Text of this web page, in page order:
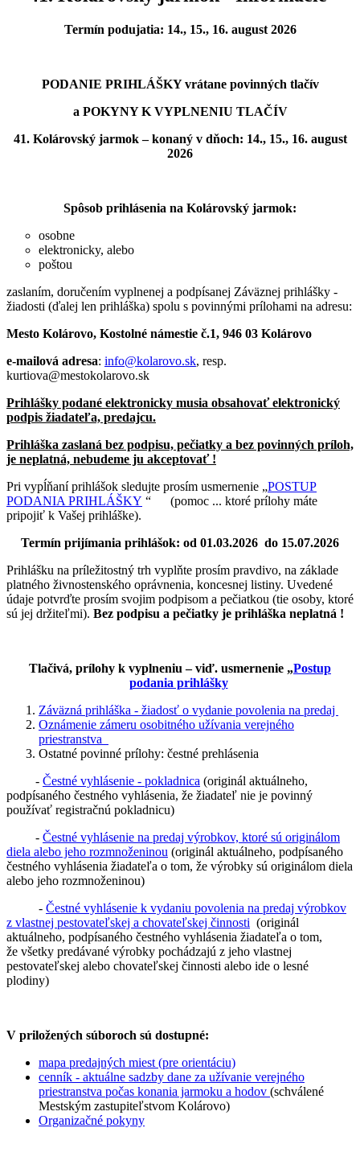
Termín podujatia: 14., 15., 16. august 2026
PODANIE PRIHLÁŠKY vrátane povinných tlačív
a POKYNY K VYPLNENIU TLAČÍV
41. Kolárovský jarmok – konaný v dňoch: 14., 15., 16. august
2026
Spôsob prihlásenia na Kolárovský jarmok:
osobne
elektronicky, alebo
poštou
zaslaním, doručením vyplnenej a podpísanej Záväznej prihlášky -
žiadosti (ďalej len prihláška) spolu s povinnými prílohami na adresu:
Mesto Kolárovo, Kostolné námestie č.1, 946 03 Kolárovo
e-mailová adresa: info@kolarovo.sk, resp.
kurtiova@mestokolarovo.sk
Prihlášky podané elektronicky musia obsahovať elektronický
podpis žiadateľa, predajcu.
Prihláška zaslaná bez podpisu, pečiatky a bez povinných príloh,
je neplatná, nebudeme ju akceptovať !
Pri vypĺňaní prihlášok sledujte prosím usmernenie „POSTUP
PODANIA PRIHLÁŠKY “ (pomoc ... ktoré prílohy máte
pripojiť k Vašej prihláške).
Termín prijímania prihlášok: od 01.03.2026 do 15.07.2026
Prihlášku na príležitostný trh vyplňte prosím pravdivo, na základe
platného živnostenského oprávnenia, koncesnej listiny. Uvedené
údaje potvrďte prosím svojim podpisom a pečiatkou (tie osoby, ktoré
sú jej držiteľmi). Bez podpisu a pečiatky je prihláška neplatná !
Tlačivá, prílohy k vyplneniu – viď. usmernenie „Postup
podania prihlášky
Záväzná prihláška - žiadosť o vydanie povolenia na predaj
Oznámenie zámeru osobitného užívania verejného
priestranstva
Ostatné povinné prílohy: čestné prehlásenia
- Čestné vyhlásenie - pokladnica (originál aktuálneho,
podpísaného čestného vyhlásenia, že žiadateľ nie je povinný
používať registračnú pokladnicu)
- Čestné vyhlásenie na predaj výrobkov, ktoré sú originálom
diela alebo jeho rozmnoženinou (originál aktuálneho, podpísaného
čestného vyhlásenia žiadateľa o tom, že výrobky sú originálom diela
alebo jeho rozmnoženinou)
- Čestné vyhlásenie k vydaniu povolenia na predaj výrobkov
z vlastnej pestovateľskej a chovateľskej činnosti (originál
aktuálneho, podpísaného čestného vyhlásenia žiadateľa o tom,
že všetky predávané výrobky pochádzajú z jeho vlastnej
pestovateľskej alebo chovateľskej činnosti alebo ide o lesné
plodiny)
V priložených súboroch sú dostupné:
mapa predajných miest (pre orientáciu)
cenník - aktuálne sadzby dane za užívanie verejného
priestranstva počas konania jarmoku a hodov (schválené
Mestským zastupiteľstvom Kolárovo)
Organizačné pokyny